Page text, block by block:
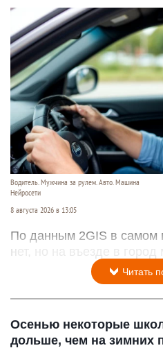
Водитель. Мужчина за рулем. Авто. Машина
Нейросети
8 августа 2026 в 13:05
По данным 2GIS в самом
нет, но на въезде в город
Читать
Осенью некоторые
дольше, чем на зимних